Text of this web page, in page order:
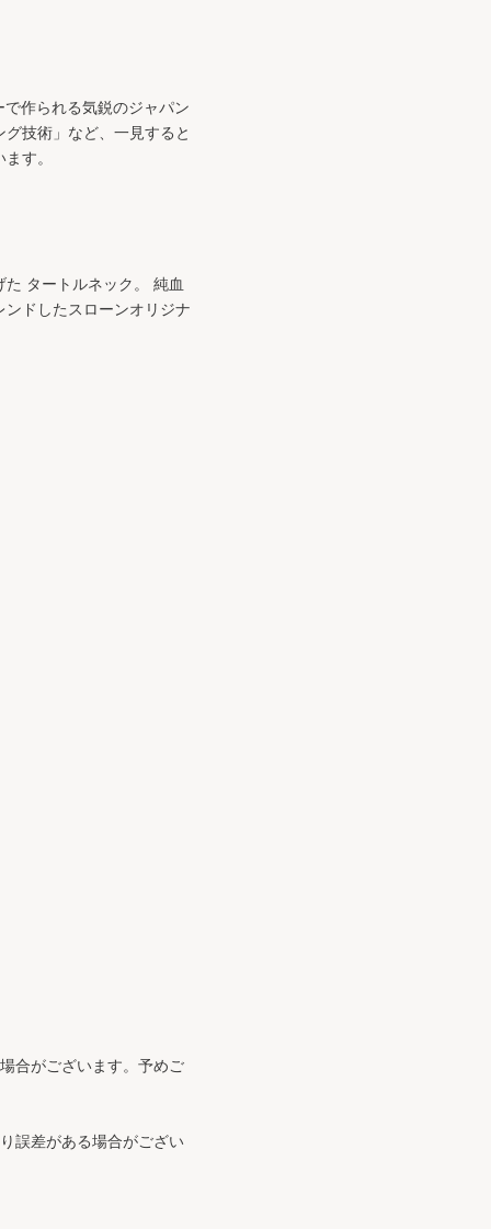
作られる気鋭のジャパン
技術」など、一見すると
す。
タートルネック。 純血
ドしたスローンオリジナ
合がございます。予めご
誤差がある場合がござい